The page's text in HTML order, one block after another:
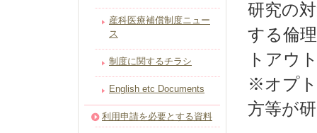
研究の
する倫
トアウ
※オプト
方等が
産科医療補償制度ニュー
ス
制度に関するチラシ
English etc Documents
利用申請を必要とする資料